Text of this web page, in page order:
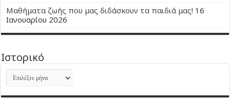
Μαθήματα ζωής που μας διδάσκουν τα παιδιά μας! 16
Ιανουαρίου 2026
Ιστορικό
Ιστορικό